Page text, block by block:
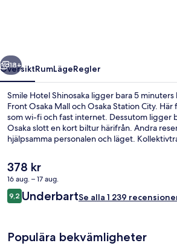
Exteriör
Nästa
18+
ÖversiktRumLägeRegler
Smile Hotel Shinosaka ligger bara 5
Front Osaka Mall och Osaka Station City.
som wi-fi och fast internet. Dessutom ligger
Osaka slott en kort biltur härifrån. Andra
hjälpsamma personalen och läget.
promenad.
Det
nuvarande
priset
är
378 kr
16 aug. – 17 aug.
Recensioner
9,29,2 av 10,
UnderbartSe alla 1 239
Populära bekvämligheter